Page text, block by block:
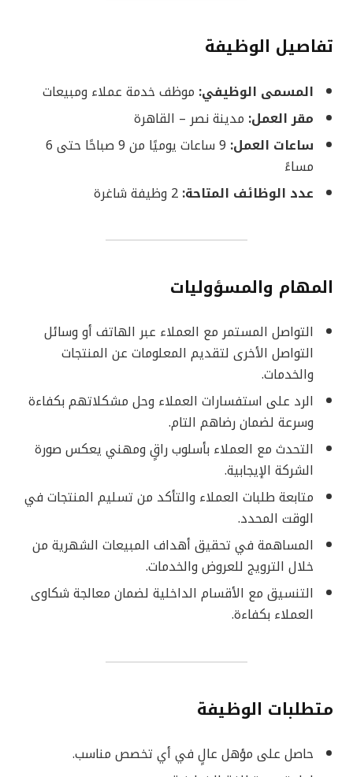
تفاصيل الوظيفة
المسمى الوظيفي: موظف خدمة عملاء ومبيعات
مقر العمل: مدينة نصر – القاهرة
ساعات العمل:
9 ساعات يوميًا من 9 صباحًا حتى 6
مساءً
عدد الوظائف المتاحة:
المهام والمسؤوليات
التواصل المستمر مع العملاء عبر الهاتف أو وسائل
التواصل الأخرى لتقديم المعلومات عن المنتجات
والخدمات.
الرد على استفسارات العملاء وحل مشكلاتهم بكفاءة
وسرعة لضمان رضاهم التام.
التحدث مع العملاء بأسلوب راقٍ ومهني يعكس صورة
الشركة الإيجابية.
متابعة طلبات العملاء والتأكد من تسليم المنتجات في
الوقت المحدد.
المساهمة في تحقيق أهداف المبيعات الشهرية من
خلال الترويج للعروض والخدمات.
التنسيق مع الأقسام الداخلية لضمان معالجة شكاوى
العملاء بكفاءة.
متطلبات الوظيفة
حاصل على مؤهل عالٍ في أي تخصص مناسب.